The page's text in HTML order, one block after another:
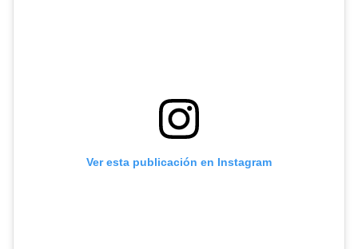
Ver esta publicación en Instagram